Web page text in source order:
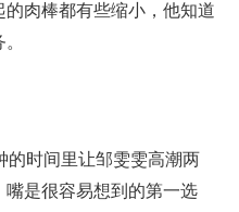
肉棒都有些缩小，他知道
的时间里让邹雯雯高潮两
是很容易想到的第一选